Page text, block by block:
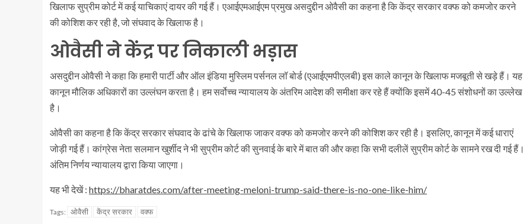
खिलाफ सुप्रीम कोर्ट में कई याचिकाएं दायर की गई हैं। एआईएमआईएम प्रमुख असदुद्दीन ओवैसी का कहना है कि केंद्र सरकार वक्फ को कमजोर करने
की कोशिश कर रही है, जो संघवाद के खिलाफ है।
ओवैसी ने केंद्र पर निकाली भड़ास
असदुद्दीन ओवैसी ने कहा कि हमारी पार्टी और ऑल इंडिया मुस्लिम पर्सनल लॉ बोर्ड (एआईएमपीएलबी) इस काले कानून के खिलाफ मजबूती से खड़े हैं। यह
कानून मौलिक अधिकारों का उल्लंघन करता है। हम सर्वोच्च न्यायालय के अंतरिम आदेश की समीक्षा कर रहे हैं क्योंकि इसमें 40-45 संशोधनों का उल्लेख
है।
ओवैसी का कहना है कि केंद्र सरकार संघवाद के ढांचे के खिलाफ जाकर वक्फ को कमजोर करने की कोशिश कर रही है। इसलिए, कानून में कई धाराएं
जोड़ी गई हैं। कांग्रेस नेता सलमान खुर्शीद ने भी सुप्रीम कोर्ट की सुनवाई के बारे में बात की और कहा कि सभी दलीलें सुप्रीम कोर्ट के सामने रख दी गई हैं।
अंतिम निर्णय न्यायालय द्वारा किया जाएगा।
यह भी देखें : https://bharatdes.com/after-meeting-meloni-trump-said-there-is-no-one-like-him/
Tags: ओवैसी केंद्र सरकार वक्फ